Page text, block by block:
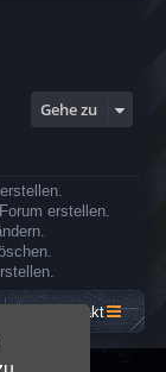
Gehe zu
erstellen.
Kontakt